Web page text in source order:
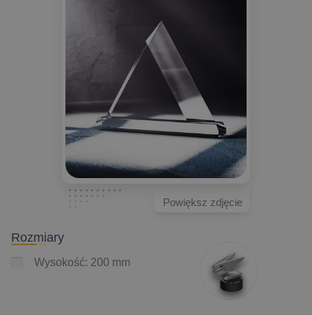
Powiększ zdjęcie
Rozmiary
Wysokość: 200 mm